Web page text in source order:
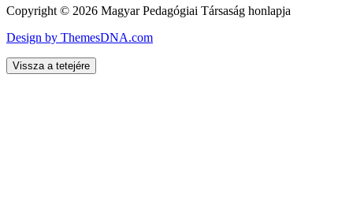
Copyright © 2026 Magyar Pedagógiai Társaság honlapja
Design by ThemesDNA.com
Vissza a tetejére